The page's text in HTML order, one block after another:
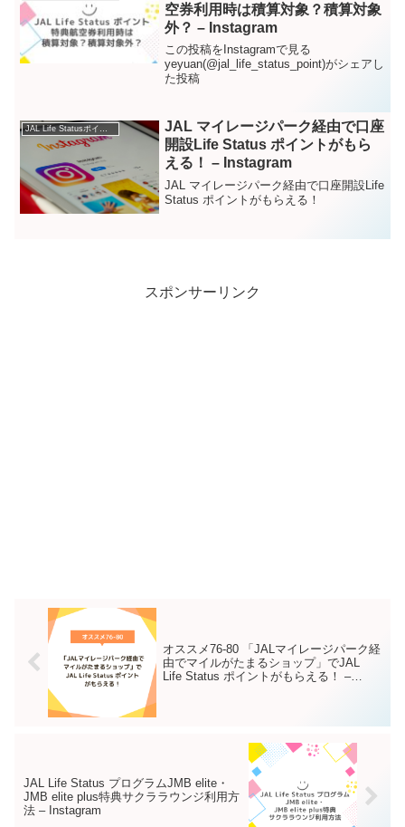
空券利用時は積算対象？積算対象
外？ – Instagram
この投稿をInstagramで見る
yeyuan(@jal_life_status_point)がシェアし
た投稿
JAL Life Statusポイント – Instagram
JAL マイレージパーク経由で口座
開設Life Status ポイントがもら
える！ – Instagram
JAL マイレージパーク経由で口座開設Life
Status ポイントがもらえる！
スポンサーリンク
オススメ76-80 「JALマイレージパーク経
由でマイルがたまるショップ」でJAL
Life Status ポイントがもらえる！ –
JAL Life Status プログラムJMB elite・
JMB elite plus特典サクララウンジ利用方
法 – Instagram